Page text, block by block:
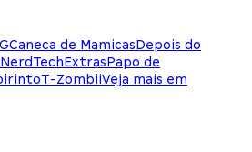
Caneca de MamicasDepois do
NerdTechExtrasPapo de
T-ZombiiVeja mais em